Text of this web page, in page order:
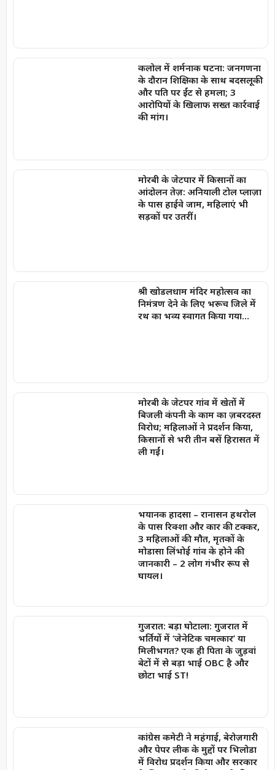
कलोल में शर्मनाक घटना: जनगणना
के दौरान शिक्षिका के साथ बदसलूकी
और पति पर ईंट से हमला; 3
आरोपियों के खिलाफ सख्त कार्रवाई
की मांग।
मोरबी के जेटपार में किसानों का
आंदोलन तेज़: अनियाली टोल प्लाज़ा
के पास हाईवे जाम, महिलाएं भी
सड़कों पर उतरीं।
श्री खोडलधाम मंदिर महोत्सव का
निमंत्रण देने के लिए भरूच जिले में
रथ का भव्य स्वागत किया गया…
मोरबी के जेटपर गांव में खेतों में
बिजली कंपनी के काम का ज़बरदस्त
विरोध; महिलाओं ने प्रदर्शन किया,
किसानों से भरी तीन बसें हिरासत में
ली गईं।
भयानक हादसा – रानासन हथरोल
के पास रिक्शा और कार की टक्कर,
3 महिलाओं की मौत, मृतकों के
मोडासा लिंभोई गांव के होने की
जानकारी – 2 लोग गंभीर रूप से
घायल।
गुजरात: बड़ा घोटाला: गुजरात में
भर्तियों में ‘जेनेटिक चमत्कार’ या
मिलीभगत? एक ही पिता के जुड़वां
बेटों में से बड़ा भाई OBC है और
छोटा भाई ST!
कांग्रेस कमेटी ने महंगाई, बेरोज़गारी
और पेपर लीक के मुद्दों पर भिलोडा
में विरोध प्रदर्शन किया और सरकार